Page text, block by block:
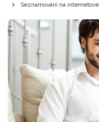
Seznamování na